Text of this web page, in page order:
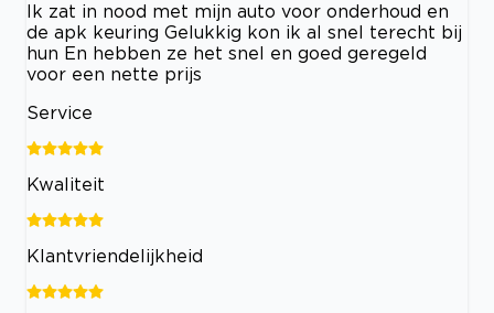
Ik zat in nood met mijn auto voor onderhoud en
de apk keuring Gelukkig kon ik al snel terecht bij
hun En hebben ze het snel en goed geregeld
voor een nette prijs
Service
Kwaliteit
Klantvriendelijkheid